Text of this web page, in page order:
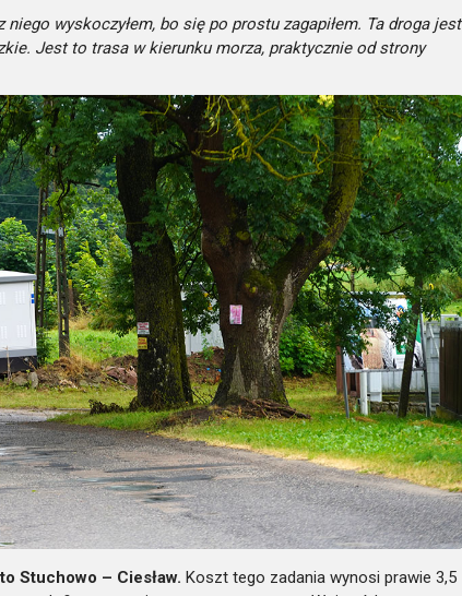
wyskoczyłem, bo się po prostu zagapiłem. Ta droga jest
Jest to trasa w kierunku morza, praktycznie od strony
Stuchowo – Ciesław. Koszt tego zadania wynosi prawie 3,5